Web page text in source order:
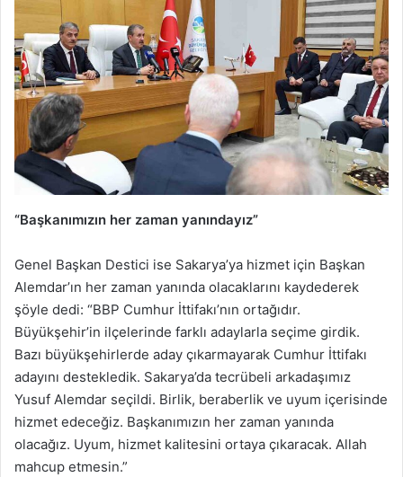
“Başkanımızın her zaman yanındayız”
Genel Başkan Destici ise Sakarya’ya hizmet için Başkan
Alemdar’ın her zaman yanında olacaklarını kaydederek
şöyle dedi: “BBP Cumhur İttifakı’nın ortağıdır.
Büyükşehir’in ilçelerinde farklı adaylarla seçime girdik.
Bazı büyükşehirlerde aday çıkarmayarak Cumhur İttifakı
adayını destekledik. Sakarya’da tecrübeli arkadaşımız
Yusuf Alemdar seçildi. Birlik, beraberlik ve uyum içerisinde
hizmet edeceğiz. Başkanımızın her zaman yanında
olacağız. Uyum, hizmet kalitesini ortaya çıkaracak. Allah
mahcup etmesin.”